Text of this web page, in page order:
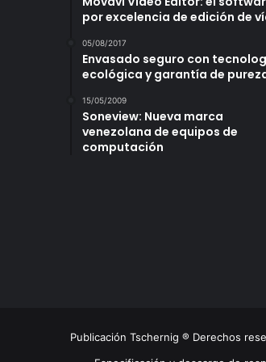
por excelencia de edición de
05/08/2017
Envasado seguro con
ecológica y garantía de
15/05/2009
Soneview: Nueva marca
venezolana de equipos de
computación
Publicación Tschernig ® Derechos